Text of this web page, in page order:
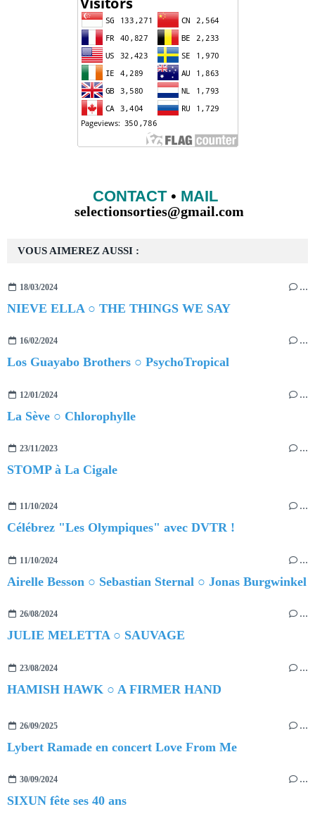
VOUS AIMEREZ AUSSI :
18/03/2024 …
NIEVE ELLA ○ THE THINGS WE SAY
16/02/2024 …
Los Guayabo Brothers ○ PsychoTropical
12/01/2024 …
La Sève ○ Chlorophylle
23/11/2023 …
STOMP à La Cigale
11/10/2024 …
Célébrez "Les Olympiques" avec DVTR !
11/10/2024 …
Airelle Besson ○ Sebastian Sternal ○ Jonas Burgwinkel
26/08/2024 …
JULIE MELETTA ○ SAUVAGE
23/08/2024 …
HAMISH HAWK ○ A FIRMER HAND
26/09/2025 …
Lybert Ramade en concert Love From Me
30/09/2024 …
SIXUN fête ses 40 ans
CONTACT• MAIL
selectionsorties@gmail.com